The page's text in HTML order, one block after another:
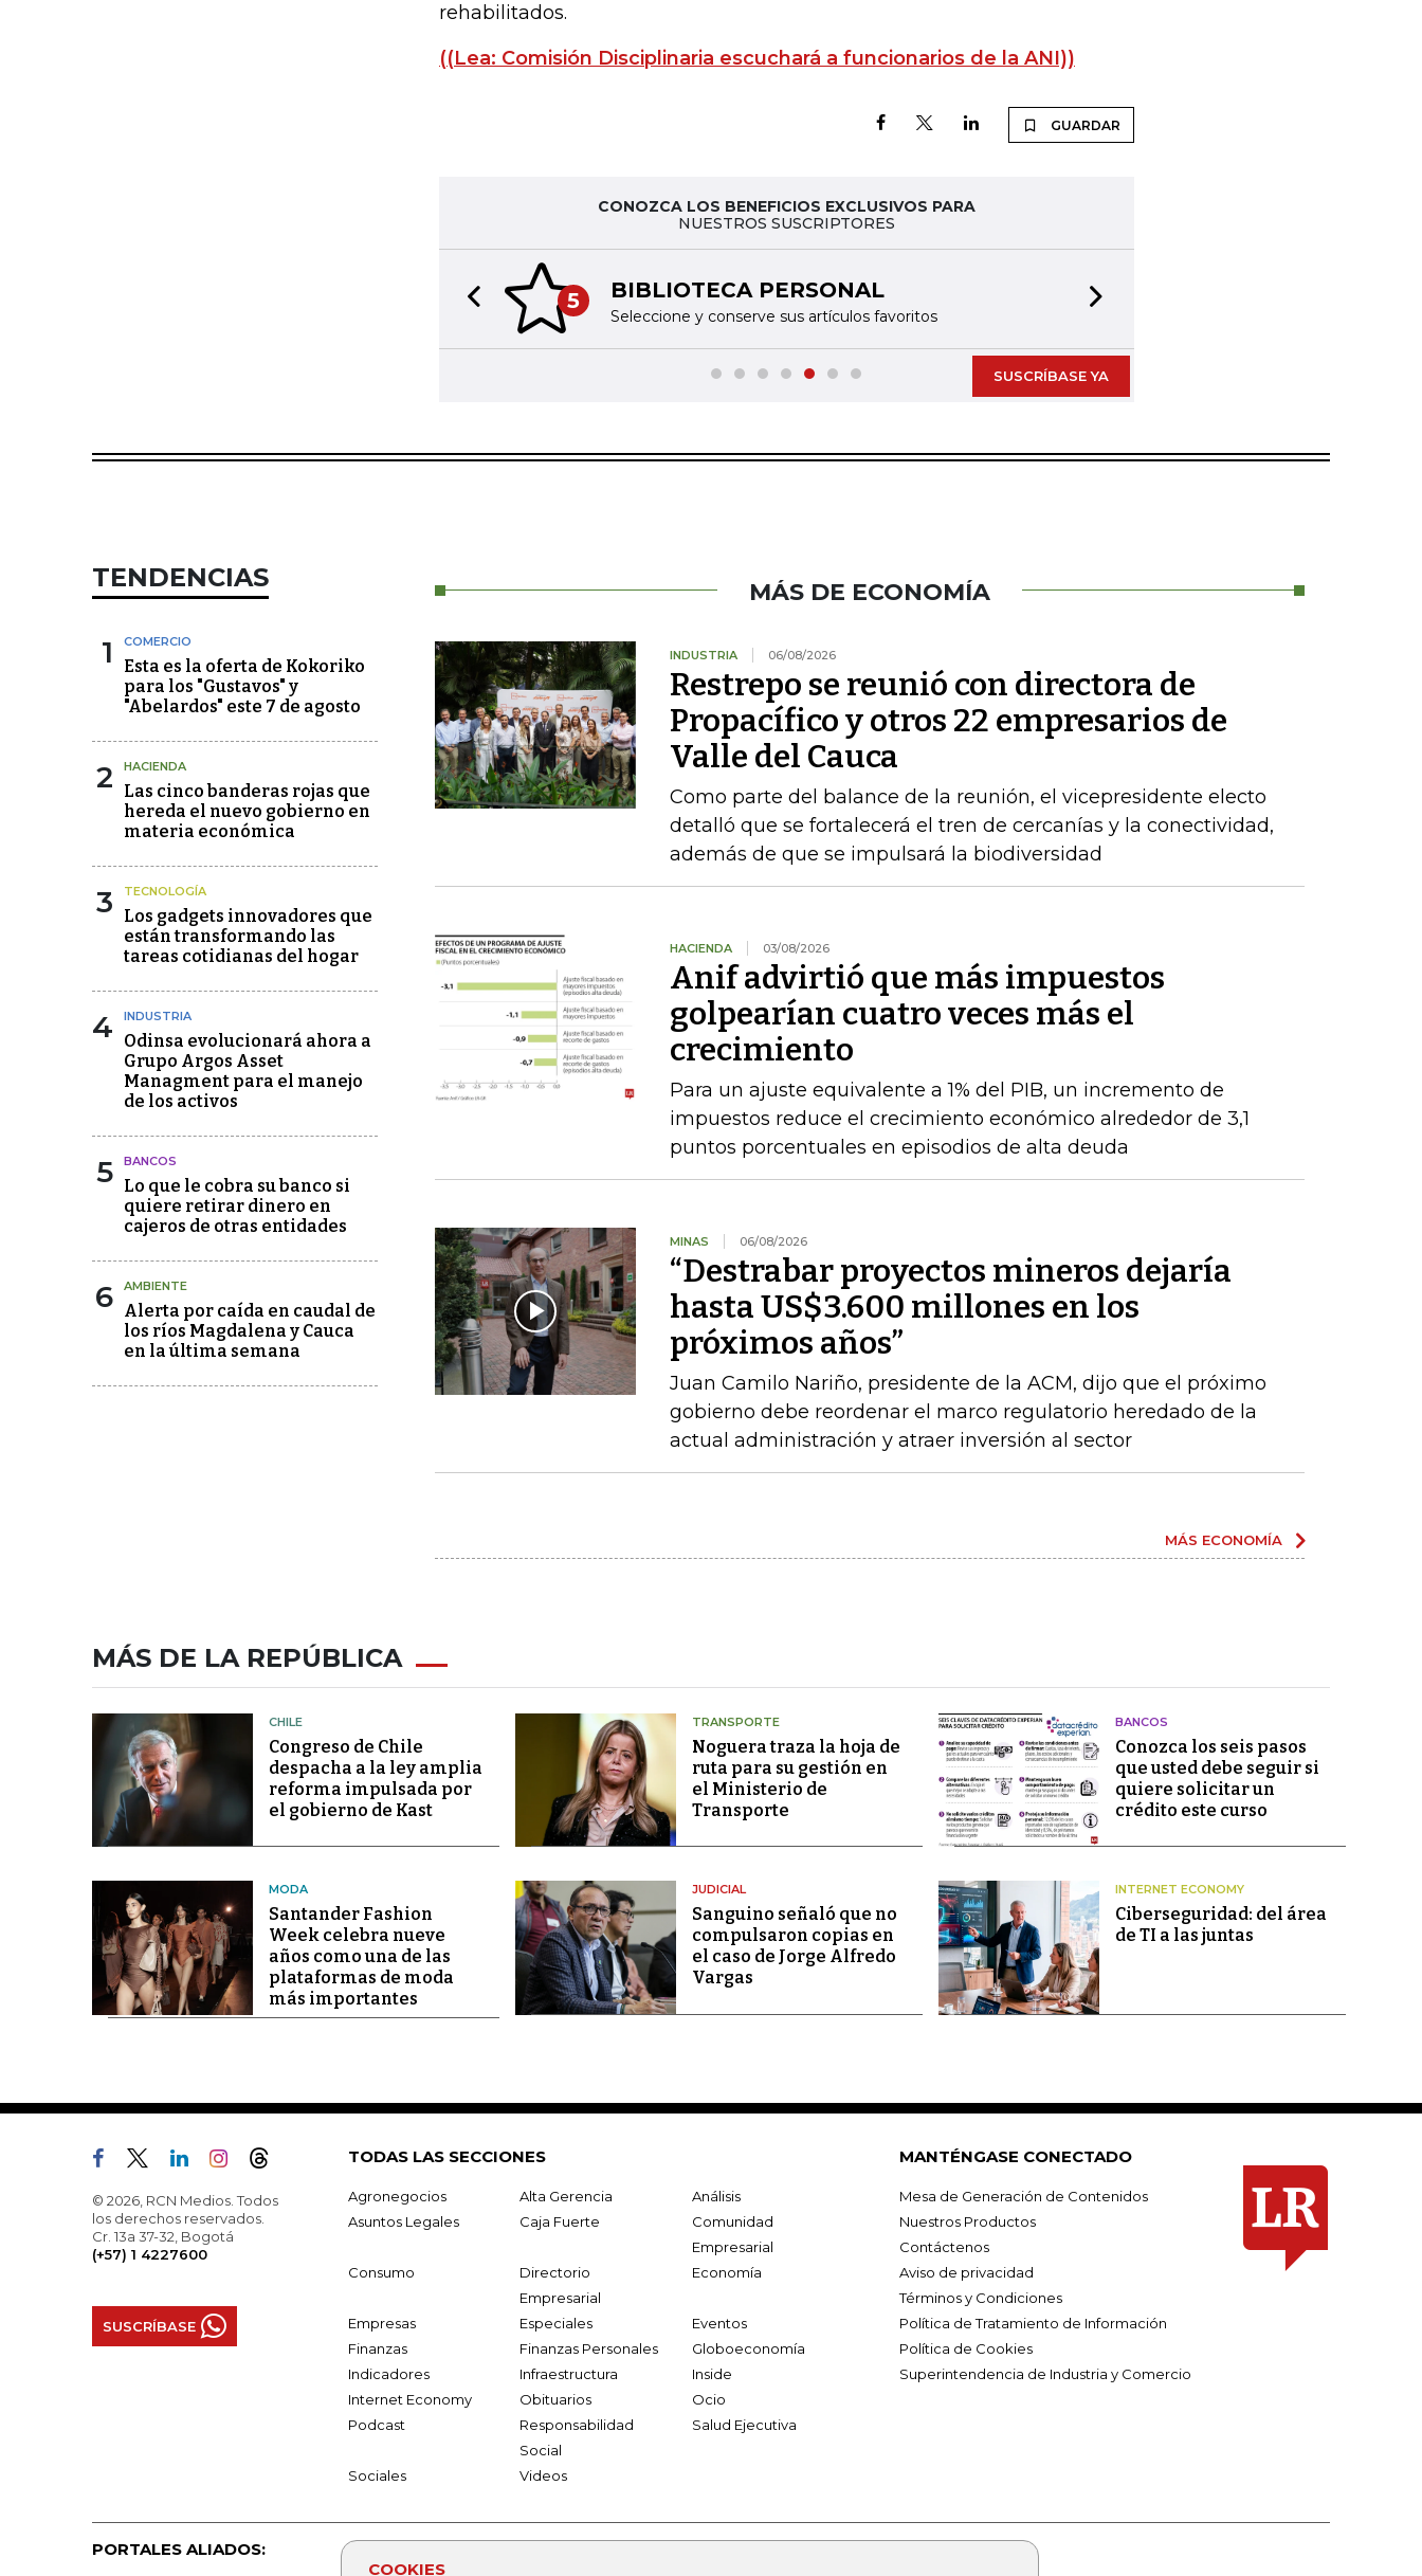
COOKIES
rehabilitados.
((Lea: Comisión Disciplinaria escuchará a funcionarios de la ANI))
GUARDAR
CONOZCA LOS BENEFICIOS EXCLUSIVOS PARA
NUESTROS SUSCRIPTORES
5 BIBLIOTECA PERSONAL
Seleccione y conserve sus artículos favoritos
Previous slide
SUSCRÍBASE YA
TENDENCIAS
1 COMERCIO
Esta es la oferta de Kokoriko
para los "Gustavos" y
"Abelardos" este 7 de agosto
2 HACIENDA
Las cinco banderas rojas que
hereda el nuevo gobierno en
materia económica
3 TECNOLOGÍA
Los gadgets innovadores que
están transformando las
tareas cotidianas del hogar
4 INDUSTRIA
Odinsa evolucionará ahora a
Grupo Argos Asset
Managment para el manejo
de los activos
5 BANCOS
Lo que le cobra su banco si
quiere retirar dinero en
cajeros de otras entidades
6 AMBIENTE
Alerta por caída en caudal de
los ríos Magdalena y Cauca
en la última semana
MÁS DE ECONOMÍA
INDUSTRIA 06/08/2026
Restrepo se reunió con directora de
Propacífico y otros 22 empresarios de
Valle del Cauca
Como parte del balance de la reunión, el vicepresidente electo
detalló que se fortalecerá el tren de cercanías y la conectividad,
además de que se impulsará la biodiversidad
HACIENDA 03/08/2026
Anif advirtió que más impuestos
golpearían cuatro veces más el
crecimiento
Para un ajuste equivalente a 1% del PIB, un incremento de
impuestos reduce el crecimiento económico alrededor de 3,1
puntos porcentuales en episodios de alta deuda
MINAS 06/08/2026
“Destrabar proyectos mineros dejaría
hasta US$3.600 millones en los
próximos años”
Juan Camilo Nariño, presidente de la ACM, dijo que el próximo
gobierno debe reordenar el marco regulatorio heredado de la
actual administración y atraer inversión al sector
MÁS ECONOMÍA
MÁS DE LA REPÚBLICA
CHILE
Congreso de Chile
despacha a la ley amplia
reforma impulsada por
el gobierno de Kast
TRANSPORTE
Noguera traza la hoja de
ruta para su gestión en
el Ministerio de
Transporte
BANCOS
Conozca los seis pasos
que usted debe seguir si
quiere solicitar un
crédito este curso
MODA
Santander Fashion
Week celebra nueve
años como una de las
plataformas de moda
más importantes
JUDICIAL
Sanguino señaló que no
compulsaron copias en
el caso de Jorge Alfredo
Vargas
INTERNET ECONOMY
Ciberseguridad: del área
de TI a las juntas
© 2026, RCN Medios. Todos
los derechos reservados.
Cr. 13a 37-32, Bogotá
(+57) 1 4227600
SUSCRÍBASE
TODAS LAS SECCIONES
Agronegocios Alta Gerencia
Análisis
Asuntos Legales
Caja Fuerte
Comunidad
Empresarial
Consumo
Directorio
Empresarial
Economía
Empresas Especiales
Eventos
Finanzas
Finanzas Personales
Globoeconomía
Indicadores
Infraestructura
Inside
Internet Economy
Obituarios
Ocio
Podcast
Responsabilidad
Social
Salud Ejecutiva
Sociales Videos
MANTÉNGASE CONECTADO
Mesa de Generación de Contenidos
Nuestros Productos
Contáctenos
Aviso de privacidad
Términos y Condiciones
Política de Tratamiento de Información
Política de Cookies
Superintendencia de Industria y Comercio
PORTALES ALIADOS: